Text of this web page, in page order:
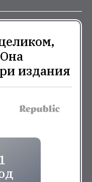
издания